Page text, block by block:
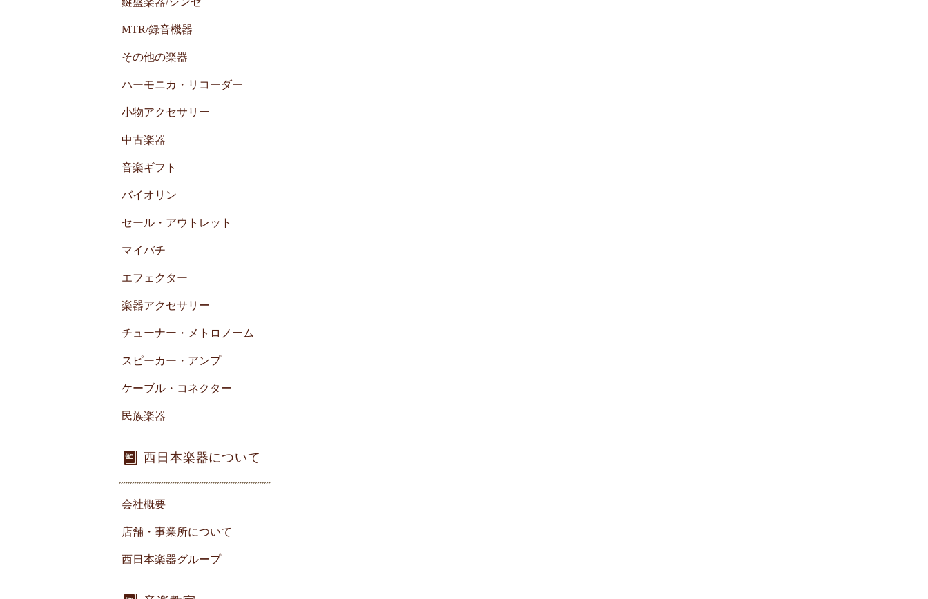
MTR/録音機器
その他の楽器
ハーモニカ・リコーダー
小物アクセサリー
中古楽器
音楽ギフト
バイオリン
セール・アウトレット
マイバチ
エフェクター
楽器アクセサリー
チューナー・メトロノーム
スピーカー・アンプ
ケーブル・コネクター
民族楽器
西日本楽器について
会社概要
店舗・事業所について
西日本楽器グループ